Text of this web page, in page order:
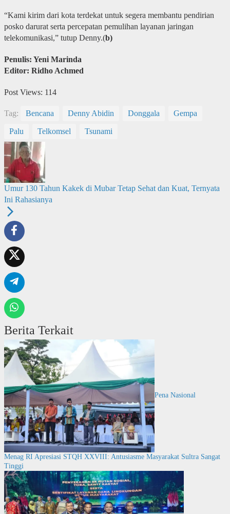
“Kami kirim dari kota terdekat untuk segera membantu pendirian
posko darurat serta percepatan pemulihan layanan jaringan
telekomunikasi,” tutup Denny.(b)
Penulis: Yeni Marinda
Editor: Ridho Achmed
Post Views: 114
Tag: Bencana Denny Abidin Donggala Gempa
Palu Telkomsel Tsunami
Umur 130 Tahun Kakek di Mubar Tetap Sehat dan Kuat, Ternyata
Ini Rahasianya
Berita Terkait
Pena Nasional
Menag RI Apresiasi STQH XXVIII: Antusiasme Masyarakat Sultra Sangat
Tinggi